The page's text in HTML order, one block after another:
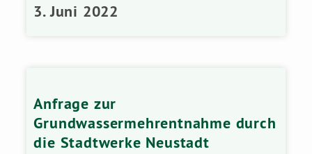
3. Juni 2022
Anfrage zur
Grundwassermehrentnahme durch
die Stadtwerke Neustadt